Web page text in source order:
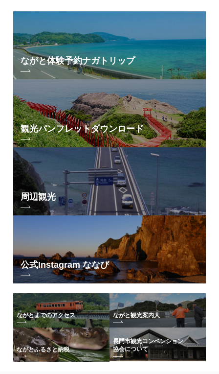
ながと体験予約ナガトリップ
観光パンフレットダウンロード
周辺観光
公式Instagram ななび
ながとまでのアクセス ながと観光案内人
ながとふるさと納税
長門市観光コンベンション
協会について